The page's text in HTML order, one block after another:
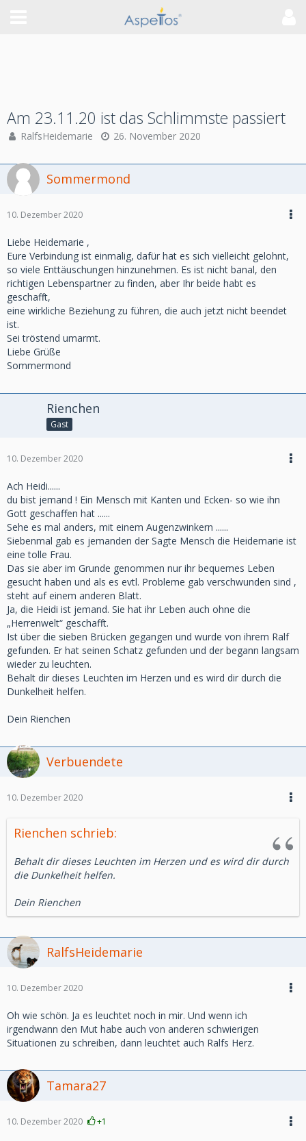
Am 23.11.20 ist das Schlimmste passiert
RalfsHeidemarie 26. November 2020
Sommermond
10. Dezember 2020
Liebe Heidemarie ,
Eure Verbindung ist einmalig, dafür hat es sich vielleicht gelohnt,
so viele Enttäuschungen hinzunehmen. Es ist nicht banal, den
richtigen Lebenspartner zu finden, aber Ihr beide habt es
geschafft,
eine wirkliche Beziehung zu führen, die auch jetzt nicht beendet
ist.
Sei tröstend umarmt.
Liebe Grüße
Sommermond
Rienchen
Gast
10. Dezember 2020
Ach Heidi......
du bist jemand ! Ein Mensch mit Kanten und Ecken- so wie ihn
Gott geschaffen hat ......
Sehe es mal anders, mit einem Augenzwinkern ......
Siebenmal gab es jemanden der Sagte Mensch die Heidemarie ist
eine tolle Frau.
Das sie aber im Grunde genommen nur ihr bequemes Leben
gesucht haben und als es evtl. Probleme gab verschwunden sind ,
steht auf einem anderen Blatt.
Ja, die Heidi ist jemand. Sie hat ihr Leben auch ohne die
„Herrenwelt“ geschafft.
Ist über die sieben Brücken gegangen und wurde von ihrem Ralf
gefunden. Er hat seinen Schatz gefunden und der begann langsam
wieder zu leuchten.
Behalt dir dieses Leuchten im Herzen und es wird dir durch die
Dunkelheit helfen.
Dein Rienchen
Verbuendete
10. Dezember 2020
Rienchen schrieb:
Behalt dir dieses Leuchten im Herzen und es wird dir durch
die Dunkelheit helfen.
Dein Rienchen
RalfsHeidemarie
10. Dezember 2020
Oh wie schön. Ja es leuchtet noch in mir. Und wenn ich
irgendwann den Mut habe auch von anderen schwierigen
Situationen zu schreiben, dann leuchtet auch Ralfs Herz.
Tamara27
10. Dezember 2020 +1